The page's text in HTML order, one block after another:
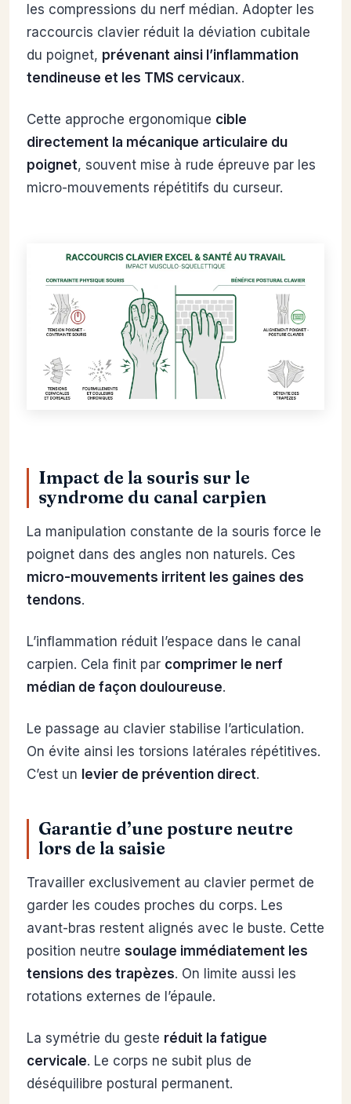
les compressions du nerf médian. Adopter les
raccourcis clavier réduit la déviation cubitale
du poignet, prévenant ainsi l’inflammation
tendineuse et les TMS cervicaux.
Cette approche ergonomique cible
directement la mécanique articulaire du
poignet, souvent mise à rude épreuve par les
micro-mouvements répétitifs du curseur.
Impact de la souris sur le
syndrome du canal carpien
La manipulation constante de la souris force le
poignet dans des angles non naturels. Ces
micro-mouvements irritent les gaines des
tendons.
L’inflammation réduit l’espace dans le canal
carpien. Cela finit par comprimer le nerf
médian de façon douloureuse.
Le passage au clavier stabilise l’articulation.
On évite ainsi les torsions latérales répétitives.
C’est un levier de prévention direct.
Garantie d’une posture neutre
lors de la saisie
Travailler exclusivement au clavier permet de
garder les coudes proches du corps. Les
avant-bras restent alignés avec le buste. Cette
position neutre soulage immédiatement les
tensions des trapèzes. On limite aussi les
rotations externes de l’épaule.
La symétrie du geste réduit la fatigue
cervicale. Le corps ne subit plus de
déséquilibre postural permanent.